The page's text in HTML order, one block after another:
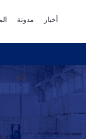
مدونة أخبار